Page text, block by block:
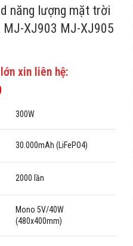
năng lượng mặt trời
MJ-XJ903 MJ-XJ905
xin liên hệ:
300W
30.000mAh (LiFePO4)
2000 lần
Mono 5V/40W
(480x400mm)